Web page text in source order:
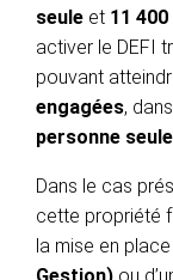
seule et 11
activer le DEFI
pouvant
engagées,
personne seule
Dans le cas
cette propriété
la mise en place